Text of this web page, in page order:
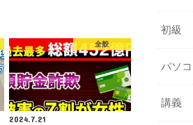
全般
2024.7.21
初級
パソ
講義